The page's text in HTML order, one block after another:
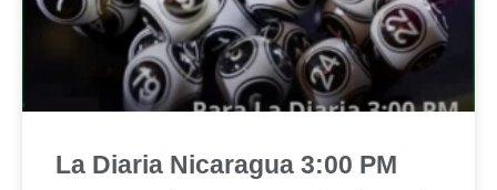
La Diaria Nicaragua 3:00 PM